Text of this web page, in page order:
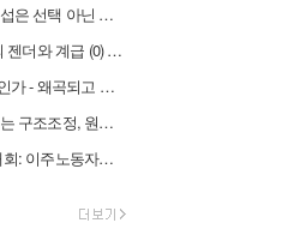
[원청교섭투쟁 기획인터뷰4] 원청교섭은 선택 아닌 필수! 7.15 총파업…
[번역] 빵과 장미: 자본주의 아래서의 젠더와 계급 (0) 들어가며
누구의 자유인가, 누구를 위한 자유인가 - 왜곡되고 박제된 광주를 넘어
[원청교섭투쟁 기획인터뷰3] 다가오는 구조조정, 원청책임 부품·서열노동자…
7월 5일 전국이주노동자 공동행동대회: 이주노동자들이 노동조합 가입을 선…